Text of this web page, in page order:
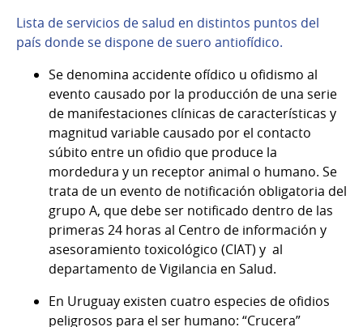
Lista de servicios de salud en distintos puntos del
país donde se dispone de suero antiofídico.
Se denomina accidente ofídico u ofidismo al
evento causado por la producción de una serie
de manifestaciones clínicas de características y
magnitud variable causado por el contacto
súbito entre un ofidio que produce la
mordedura y un receptor animal o humano. Se
trata de un evento de notificación obligatoria del
grupo A, que debe ser notificado dentro de las
primeras 24 horas al Centro de información y
asesoramiento toxicológico (CIAT) y al
departamento de Vigilancia en Salud.
En Uruguay existen cuatro especies de ofidios
peligrosos para el ser humano: “Crucera”